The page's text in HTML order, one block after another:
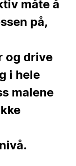
måte å
på,
og drive
i hele
malene